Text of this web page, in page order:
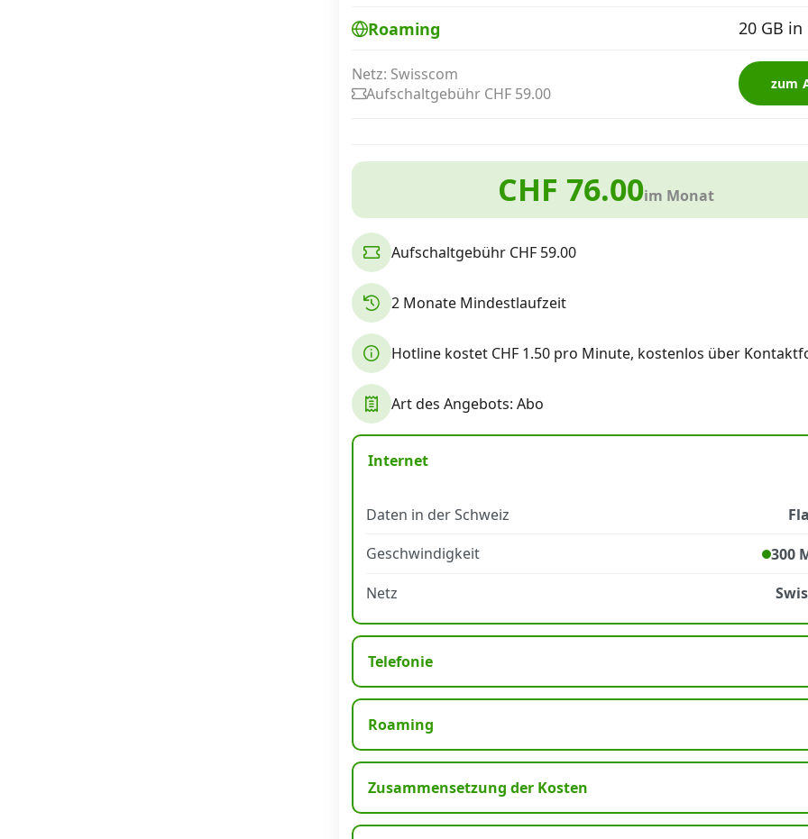
Handy-Abo kündigen oder wechselnRoaming 20 GB in
Netz: Swisscom
Aufschaltgebühr CHF 59.00
zum
CHF 76.00im Monat
Aufschaltgebühr CHF 59.00
2 Monate Mindestlaufzeit
Hotline kostet CHF 1.50 pro Minute, kostenlos über
Art des Angebots: Abo
Internet
Daten in der Schweiz
Geschwindigkeit
300
Netz
Telefonie
Roaming
Zusammensetzung der Kosten